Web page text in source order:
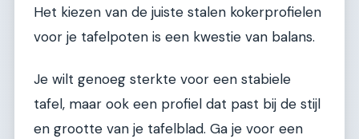
Het kiezen van de juiste stalen kokerprofielen
voor je tafelpoten is een kwestie van balans.
Je wilt genoeg sterkte voor een stabiele
tafel, maar ook een profiel dat past bij de stijl
en grootte van je tafelblad. Ga je voor een